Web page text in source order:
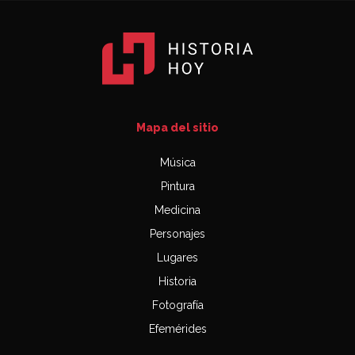
Mapa del sitio
Música
Pintura
Medicina
Personajes
Lugares
Historia
Fotografía
Efemérides